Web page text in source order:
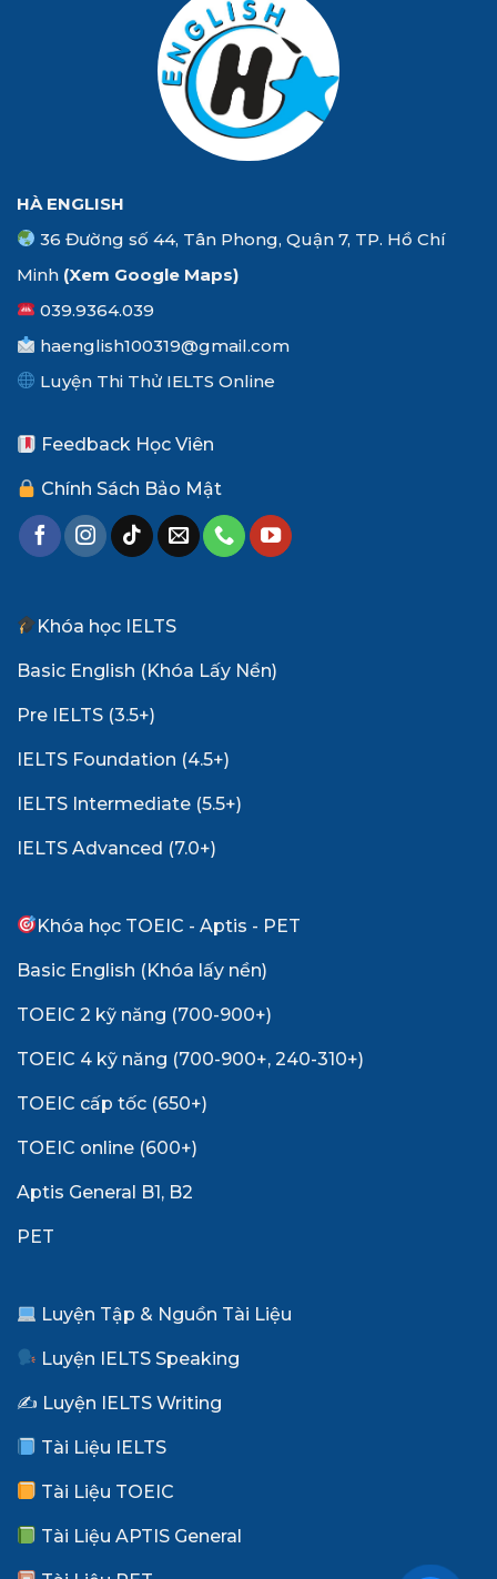
HÀ ENGLISH
36 Đường số 44, Tân Phong, Quận 7, TP. Hồ Chí
Minh (Xem Google Maps)
039.9364.039
haenglish100319@gmail.com
Luyện Thi Thử IELTS Online
Feedback Học Viên
Chính Sách Bảo Mật
Khóa học IELTS
Basic English (Khóa Lấy Nền)
Pre IELTS (3.5+)
IELTS Foundation (4.5+)
IELTS Intermediate (5.5+)
IELTS Advanced (7.0+)
Khóa học TOEIC - Aptis - PET
Basic English (Khóa lấy nền)
TOEIC 2 kỹ năng (700-900+)
TOEIC 4 kỹ năng (700-900+, 240-310+)
TOEIC cấp tốc (650+)
TOEIC online (600+)
Aptis General B1, B2
PET
Luyện Tập & Nguồn Tài Liệu
Luyện IELTS Speaking
✍️ Luyện IELTS Writing
Tài Liệu IELTS
Tài Liệu TOEIC
Tài Liệu APTIS General